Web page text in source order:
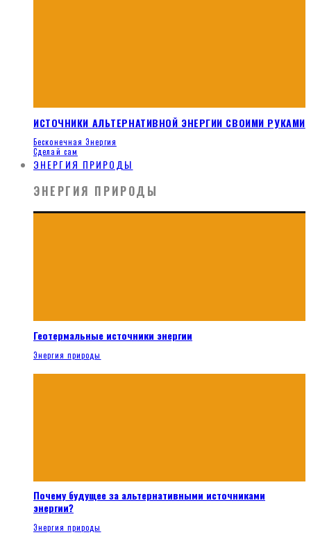
ИСТОЧНИКИ АЛЬТЕРНАТИВНОЙ ЭНЕРГИИ СВОИМИ РУКАМИ
Бесконечная Энергия
Сделай сам
ЭНЕРГИЯ ПРИРОДЫ
ЭНЕРГИЯ ПРИРОДЫ
Геотермальные источники энергии
Энергия природы
Почему будущее за альтернативными источниками
энергии?
Энергия природы